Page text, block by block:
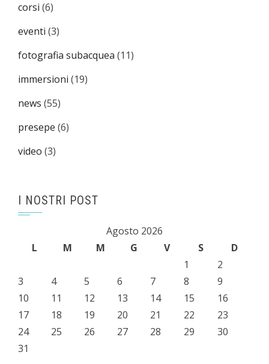
corsi (6)
eventi (3)
fotografia subacquea (11)
immersioni (19)
news (55)
presepe (6)
video (3)
I NOSTRI POST
Agosto 2026
L
M M G V S
D
1
2
3
4 5 6 7 8
9
10
11 12 13 14 15
16
17
18 19 20 21 22
23
24
25 26 27 28 29
30
31